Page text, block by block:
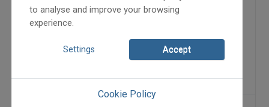
2012/6
Pávai István
to analyse and improve your browsing
experience.
Settings Accept
Cookie Policy